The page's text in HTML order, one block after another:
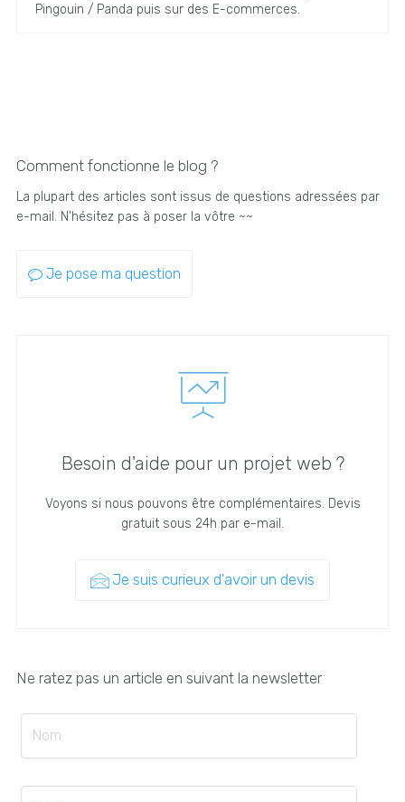
Pingouin / Panda puis sur des E-commerces.
Comment fonctionne le blog ?
La plupart des articles sont issus de questions adressées par
e-mail. N'hésitez pas à poser la vôtre ~~
Je pose ma question
Besoin d'aide pour un projet web ?
Voyons si nous pouvons être complémentaires. Devis
gratuit sous 24h par e-mail.
Je suis curieux d'avoir un devis
Ne ratez pas un article en suivant la newsletter